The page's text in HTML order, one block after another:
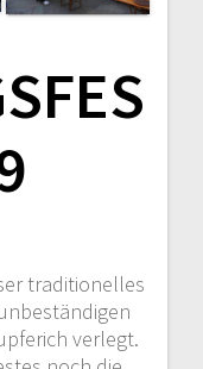
traditionelles
verlegt.